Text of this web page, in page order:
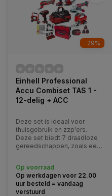
-29%
Einhell Professional
Accu Combiset TAS 1 -
12-delig + ACC
Deze set is ideaal voor
thuisgebruik en zzp'ers.
Deze set biedt 7 draadloze
gereedschappen, zoals een
alle toebehoren
aangedreven door de Power
X-Change accu's.
Op voorraad
Op werkdagen voor 22.00
uur besteld = vandaag
verstuurd